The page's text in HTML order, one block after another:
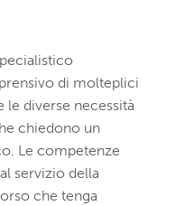
di molteplici
le diverse necessità
chiedono un
Le competenze
servizio della
che tenga